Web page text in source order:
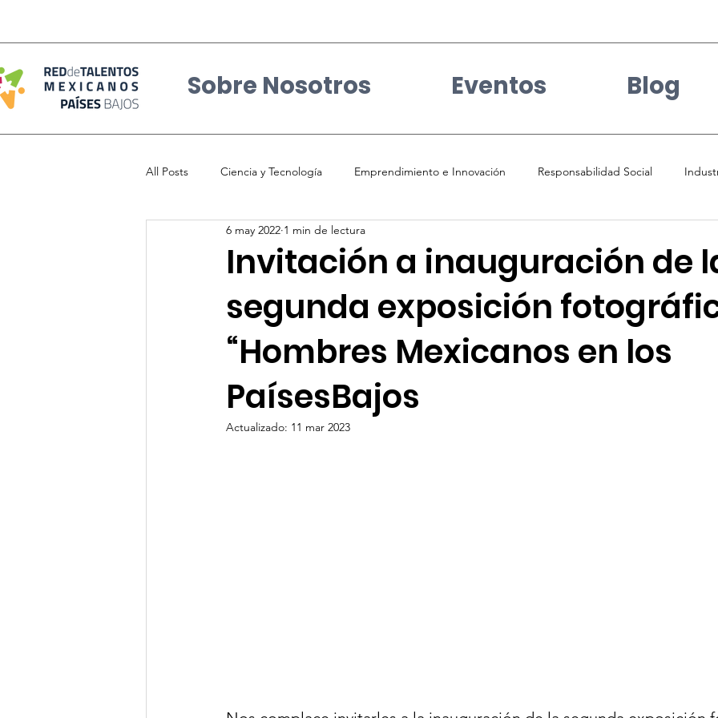
Sobre Nosotros Eventos Blog
All Posts Ciencia y Tecnología Emprendimiento e Innovación Responsabilidad Social
Talento Mexicano Eventos y noticias
Participacion Ciudadana Mexican Culture Migración Creative Industries Salud
Invitación a inauguración de
segunda exposición
“Hombres Mexicanos en los
PaísesBajos
6 may 2022 1 min de lectura
Actualizado: 11 mar 2023